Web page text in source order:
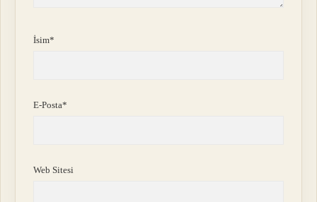
İsim*
E-Posta*
Web Sitesi